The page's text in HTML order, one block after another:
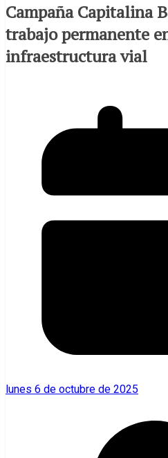
Campaña Capitalina
trabajo permanente
infraestructura vial
lunes 6 de octubre de 2025